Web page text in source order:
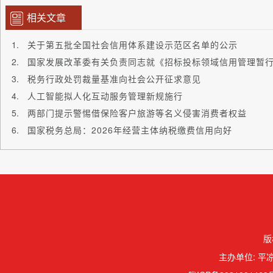
相关文章
关于第五批全国社会信用体系建设示范区名单的公示
国家发展改革委有关负责同志就《招标投标领域信用管理暂
税务行政处罚裁量基准向社会公开征求意见
人工智能拟人化互动服务管理新规施行
两部门提示警惕借保险客户旅游等名义侵害消费者权益
国家税务总局：2026年经营主体纳税缴费信用向好
主办单位: 平